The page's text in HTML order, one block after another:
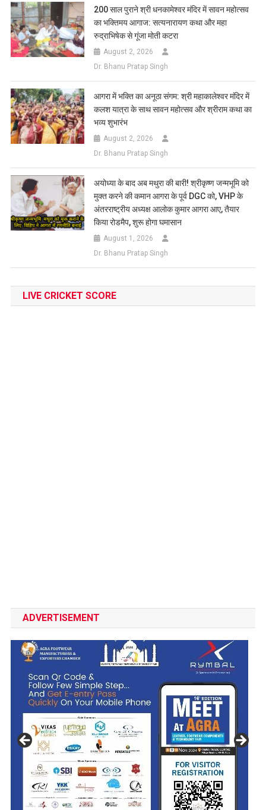
200 साल पुराने श्री धनकामेश्वर मंदिर में सावन महोत्सव
का भक्तिमय आगाज: सत्यनारायण कथा और महा
रुद्राभिषेक से गूंजा मोती कटरा
August 2, 2026
Dr. Bhanu Pratap Singh
आगरा में भक्ति का अनूठा संगम: श्री महाकालेश्वर मंदिर में
कलश यात्रा के साथ सावन महोत्सव और श्रीराम कथा का
भव्य शुभारंभ
August 2, 2026
Dr. Bhanu Pratap Singh
अयोध्या के बाद अब मथुरा की बारी! श्रीकृष्ण जन्मभूमि को
मुक्त करने की कमान आगरा के पूर्व DGC को, VHP के
अंतरराष्ट्रीय अध्यक्ष आलोक कुमार आगरा आए, तैयार
किया रोडमैप, शुरू होगा घमासान
August 1, 2026
Dr. Bhanu Pratap Singh
LIVE CRICKET SCORE
ADVERTISEMENT